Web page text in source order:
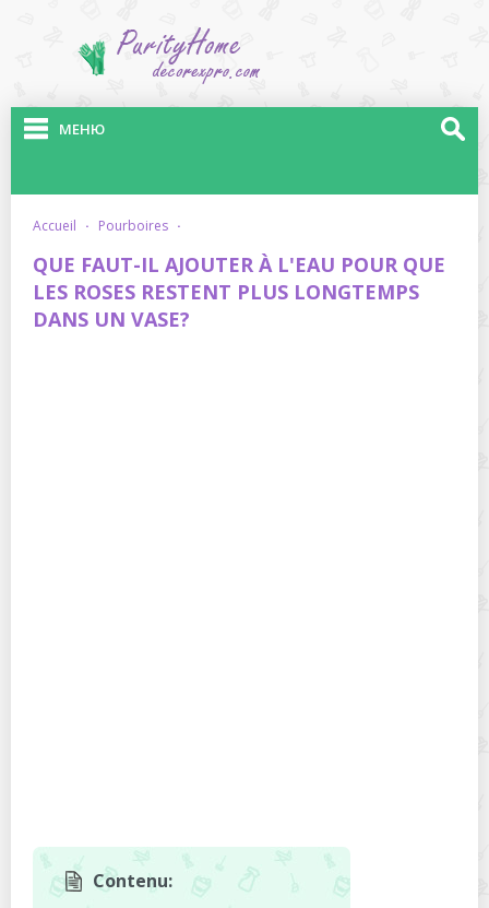
МЕНЮ
accueil · pourboires ·
QUE FAUT-IL AJOUTER À L'EAU POUR QUE
LES ROSES RESTENT PLUS LONGTEMPS
DANS UN VASE?
Contenu: